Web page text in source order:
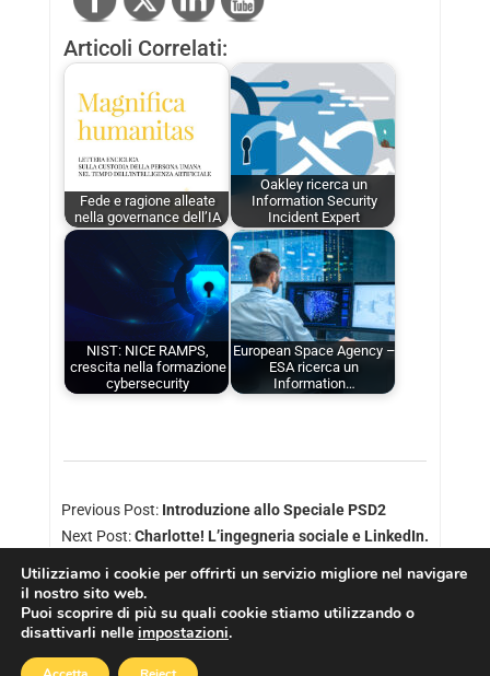
Articoli Correlati:
Fede e ragione alleate
nella governance dell’IA
Oakley ricerca un
Information Security
Incident Expert
NIST: NICE RAMPS,
crescita nella formazione
cybersecurity
European Space Agency –
ESA ricerca un
Information…
Previous Post: Introduzione allo Speciale PSD2
Next Post:Charlotte! L’ingegneria sociale e LinkedIn.
Copyright © 2026
Utilizziamo i cookie per offrirti un servizio migliore nel navigare
il nostro sito web.
Puoi scoprire di più su quali cookie stiamo utilizzando o
disattivarli nelle impostazioni.